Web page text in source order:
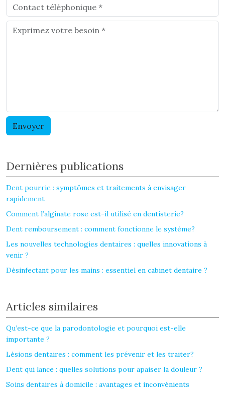
Dernières publications
Dent pourrie : symptômes et traitements à envisager
rapidement
Comment l’alginate rose est-il utilisé en dentisterie?
Dent remboursement : comment fonctionne le système?
Les nouvelles technologies dentaires : quelles innovations à
venir ?
Désinfectant pour les mains : essentiel en cabinet dentaire ?
Articles similaires
Qu’est-ce que la parodontologie et pourquoi est-elle
importante ?
Lésions dentaires : comment les prévenir et les traiter?
Dent qui lance : quelles solutions pour apaiser la douleur ?
Soins dentaires à domicile : avantages et inconvénients